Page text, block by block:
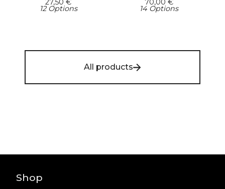
27,50 €
12 Options
70,00 €
14 Options
All products
Shop